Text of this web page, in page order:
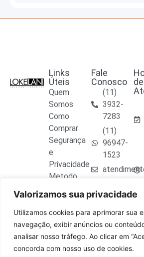
Valorizamos sua privacidade
Utilizamos cookies para aprimorar sua
navegação, exibir anúncios ou
analisar nosso tráfego. Ao clicar em
concorda com nosso uso de cookies.
Links
Úteis
Quem
Somos
Como
Comprar
Segurança
e
Privacidade
Metodo
Trocas e
Devoluções
Seja um
Distribuidor
Fale
Conosco
(11)
3932-
7283
(11)
96947-
1523
de